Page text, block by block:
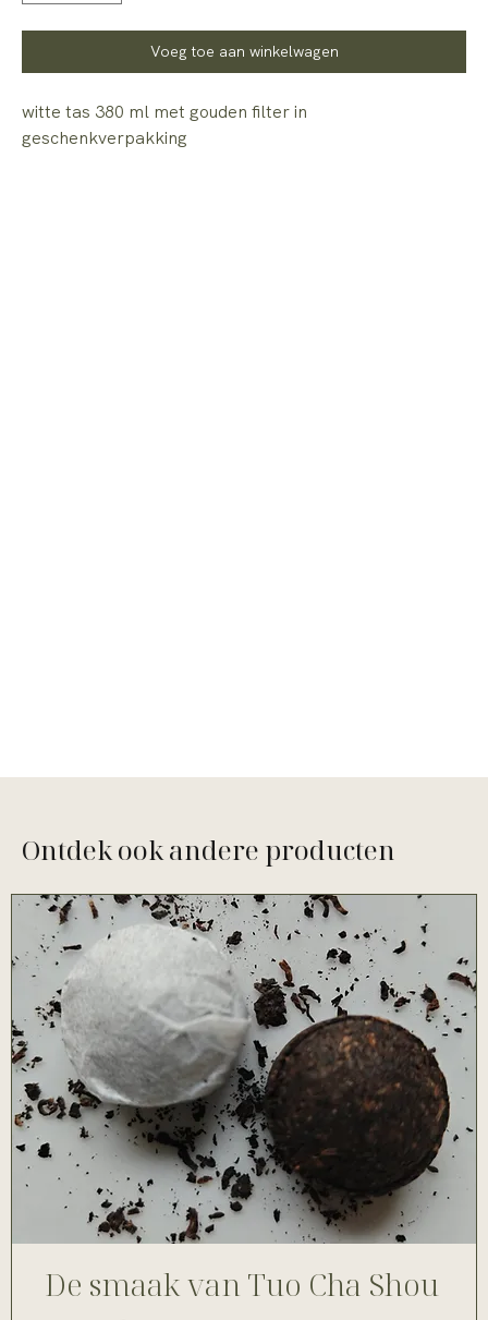
Voeg toe aan winkelwagen
witte tas 380 ml met gouden filter in
geschenkverpakking
Ontdek ook andere producten
De smaak van Tuo Cha Shou